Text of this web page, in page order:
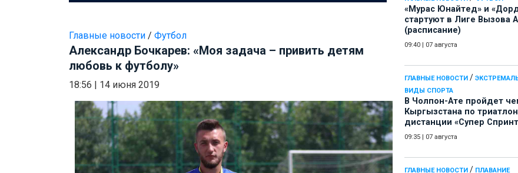
«Мурас Юнайтед» и
стартуют в Лиге Вызова
(расписание)
09:40 07 августа
ГЛАВНЫЕ НОВОСТИ /
ВИДЫ СПОРТА
В Чолпон-Ате пройдет
Кыргызстана по
дистанции «Супер
09:35 07 августа
ГЛАВНЫЕ НОВОСТИ / ПЛАВАНИЕ
Главные новости / Футбол
Александр Бочкарев: «Моя задача – привить детям
любовь к футболу»
18:56 14 июня 2019